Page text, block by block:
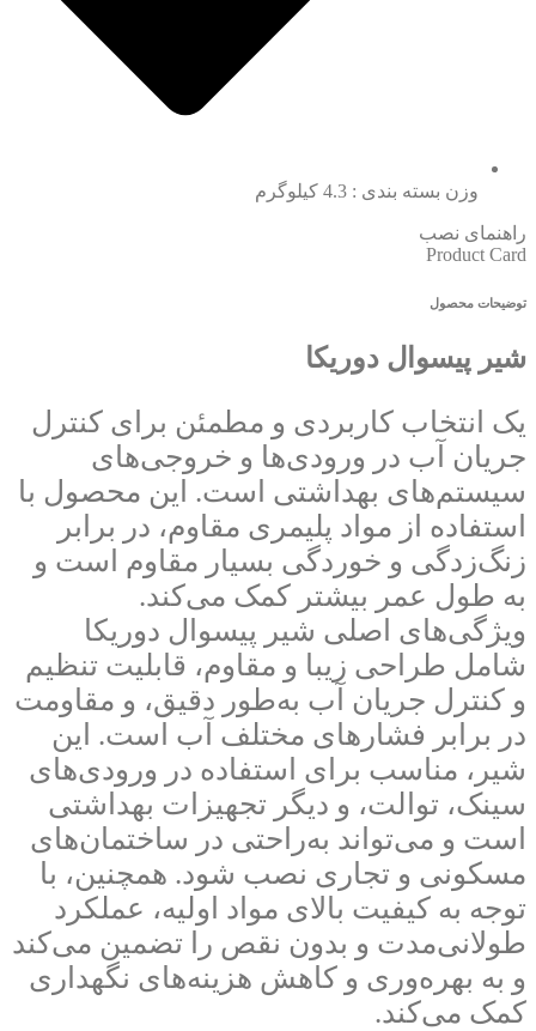
وزن بسته بندی : 4.3 کیلوگرم
راهنمای نصب
Product Card
توضیحات محصول
شیر پیسوال دوریکا
یک انتخاب کاربردی و مطمئن برای کنترل
جریان آب در ورودی‌ها و خروجی‌های
سیستم‌های بهداشتی است. این محصول با
استفاده از مواد پلیمری مقاوم، در برابر
زنگ‌زدگی و خوردگی بسیار مقاوم است و
به طول عمر بیشتر کمک می‌کند.
ویژگی‌های اصلی شیر پیسوال دوریکا
شامل طراحی زیبا و مقاوم، قابلیت تنظیم
و کنترل جریان آب به‌طور دقیق، و مقاومت
در برابر فشارهای مختلف آب است. این
شیر، مناسب برای استفاده در ورودی‌های
سینک، توالت، و دیگر تجهیزات بهداشتی
است و می‌تواند به‌راحتی در ساختمان‌های
مسکونی و تجاری نصب شود. همچنین، با
توجه به کیفیت بالای مواد اولیه، عملکرد
طولانی‌مدت و بدون نقص را تضمین می‌کند
و به بهره‌وری و کاهش هزینه‌های نگهداری
کمک می‌کند.